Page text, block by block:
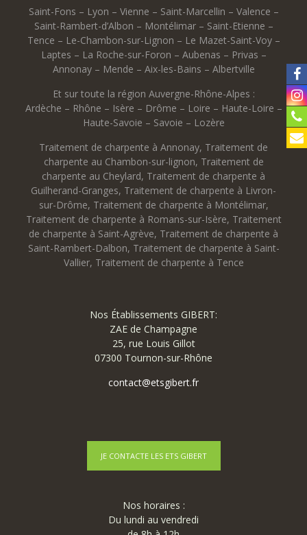
Saint-Fons – Lyon – Vienne – Saint-Marcellin – Valence –
Saint-Rambert-d’Albon – Montélimar – Saint-Etienne –
Tence – Le-Chambon-sur-Lignon – Le Mazet-Saint-Voy –
Laptes – La Roche-sur-Foron – Aubenas – Privas –
Annonay – Mende – Aix-les-Bains – Albertville
Et sur toute la région Auvergne-Rhône-Alpes :
Ardèche – Rhône – Isère – Drôme – Loire – Haute-Loire –
Haute-Savoie – Savoie – Lozère
Traitement de charpente à Annonay, Traitement de
charpente au Chambon-sur-lignon, Traitement de
charpente au Cheylard, Traitement de charpente à
Guilherand-Granges, Traitement de charpente à Livron-
sur-Drôme, Traitement de charpente à Montélimar,
Traitement de charpente à Romans-sur-Isère, Traitement
de charpente à Saint-Agrève, Traitement de charpente à
Saint-Rambert-Dalbon, Traitement de charpente à Saint-
Vallier, Traitement de charpente à Tence
Nos Établissements GIBERT:
ZAE de Champagne
25, rue Louis Gillot
07300 Tournon-sur-Rhône
contact@etsgibert.fr
JE CONTACTE LES ETS GIBERT
Nos horaires :
Du lundi au vendredi